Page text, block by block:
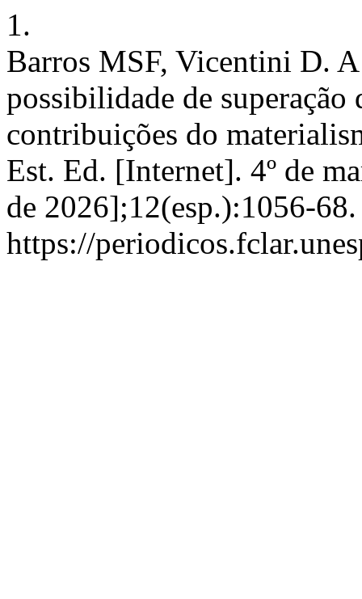
1.
Barros MSF, Vicentini D.
possibilidade de
contribuições do
Est. Ed. [Internet]. 4º de
de 2026];12(esp.):1056-
https://